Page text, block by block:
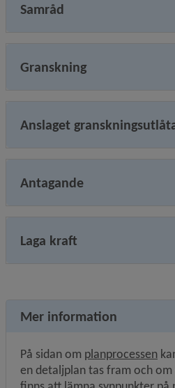
Samråd
Granskning
Anslaget
Antagande
Laga kraft
Mer information
På sidan om planprocessen
en detaljplan tas fram och